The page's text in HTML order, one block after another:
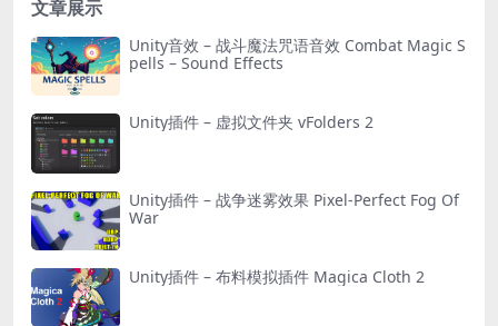
文章展示
Unity音效 – 战斗魔法咒语音效 Combat Magic S
pells – Sound Effects
Unity插件 – 虚拟文件夹 vFolders 2
Unity插件 – 战争迷雾效果 Pixel-Perfect Fog Of
War
Unity插件 – 布料模拟插件 Magica Cloth 2